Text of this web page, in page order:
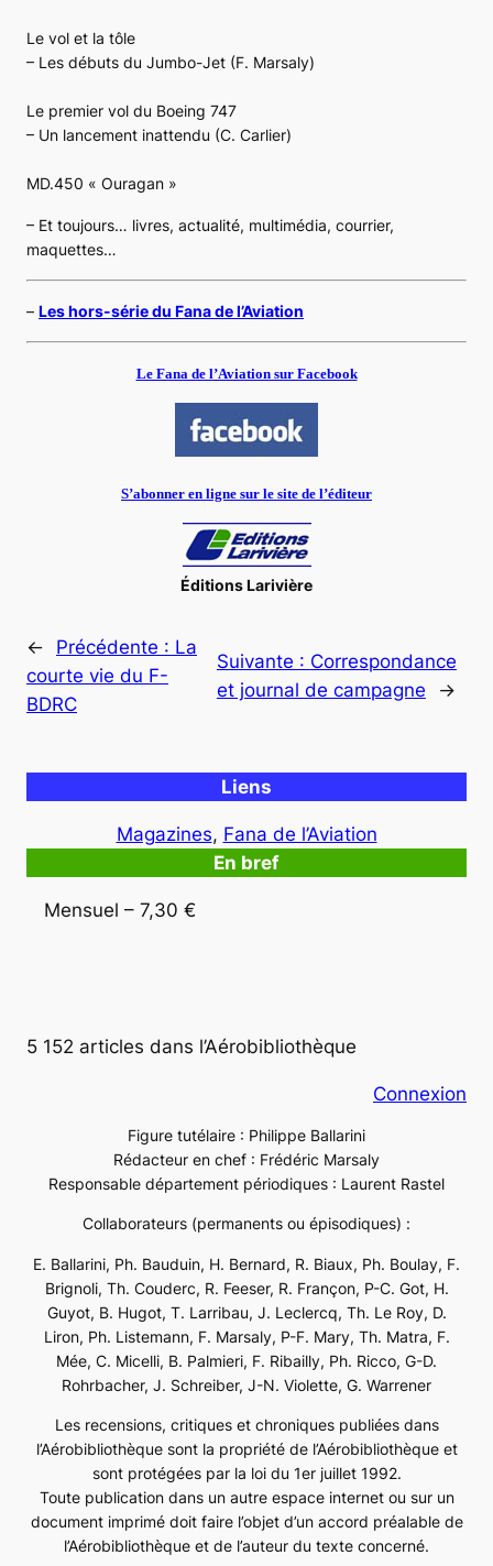
Le vol et la tôle
– Les débuts du Jumbo-Jet (F. Marsaly)
Le premier vol du Boeing 747
– Un lancement inattendu (C. Carlier)
MD.450 « Ouragan »
– Et toujours… livres, actualité, multimédia, courrier,
maquettes…
– Les hors-série du Fana de l’Aviation
Le Fana de l’Aviation sur Facebook
S’abonner en ligne sur le site de l’éditeur
Éditions Larivière
← Précédente : La
courte vie du F-
BDRC
Suivante : Correspondance
et journal de campagne
→
Liens
Magazines, Fana de l’Aviation
En bref
Mensuel – 7,30 €
5 152 articles dans l’Aérobibliothèque
Connexion
Figure tutélaire : Philippe Ballarini
Rédacteur en chef : Frédéric Marsaly
Responsable département périodiques : Laurent Rastel
Collaborateurs (permanents ou épisodiques) :
E. Ballarini, Ph. Bauduin, H. Bernard, R. Biaux, Ph. Boulay, F.
Brignoli, Th. Couderc, R. Feeser, R. Françon, P-C. Got, H.
Guyot, B. Hugot, T. Larribau, J. Leclercq, Th. Le Roy, D.
Liron, Ph. Listemann, F. Marsaly, P-F. Mary, Th. Matra, F.
Mée, C. Micelli, B. Palmieri, F. Ribailly, Ph. Ricco, G-D.
Rohrbacher, J. Schreiber, J-N. Violette, G. Warrener
Les recensions, critiques et chroniques publiées dans
l’Aérobibliothèque sont la propriété de l’Aérobibliothèque et
sont protégées par la loi du 1er juillet 1992.
Toute publication dans un autre espace internet ou sur un
document imprimé doit faire l’objet d’un accord préalable de
l’Aérobibliothèque et de l’auteur du texte concerné.